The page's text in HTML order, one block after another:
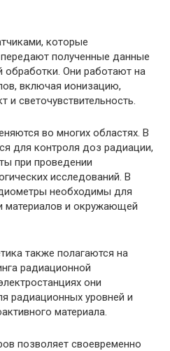
которые
полученные данные
Они работают на
включая ионизацию,
светочувствительность.
во многих областях. В
для контроля доз радиации,
при проведении
исследований. В
необходимы для
материалов и окружающей
также полагаются на
радиационной
они
радиационных уровней и
материала.
позволяет своевременно